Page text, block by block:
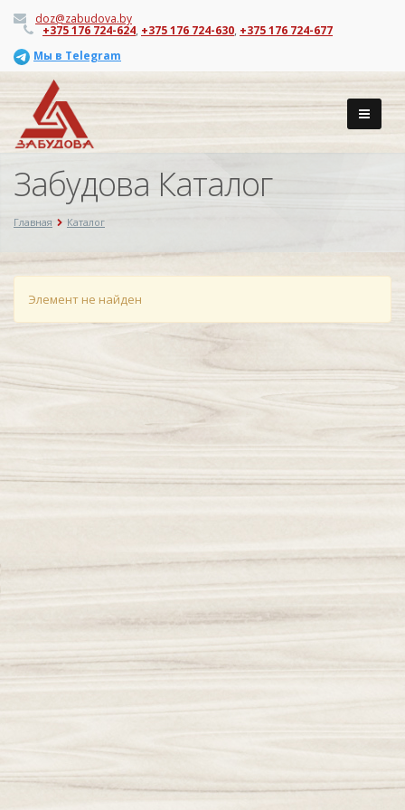
doz@zabudova.by
+375 176 724-624, +375 176 724-630, +375 176 724-677
Мы в Telegram
Забудова Каталог
Главная Каталог
Элемент не найден